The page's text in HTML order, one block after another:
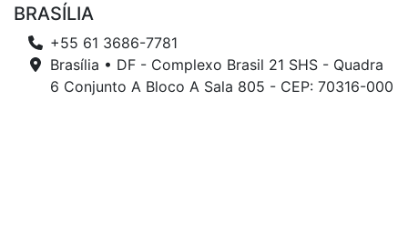
BRASÍLIA
+55 61 3686-7781
Brasília • DF - Complexo Brasil 21 SHS - Quadra
6 Conjunto A Bloco A Sala 805 - CEP: 70316-000